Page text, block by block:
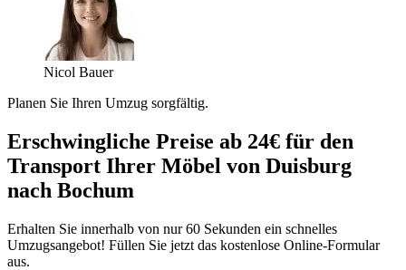
Nicol Bauer
Planen Sie Ihren Umzug sorgfältig.
Erschwingliche Preise ab 24€ für den
Transport Ihrer Möbel von Duisburg
nach Bochum
Erhalten Sie innerhalb von nur 60 Sekunden ein schnelles
Umzugsangebot! Füllen Sie jetzt das kostenlose Online-Formular
aus.